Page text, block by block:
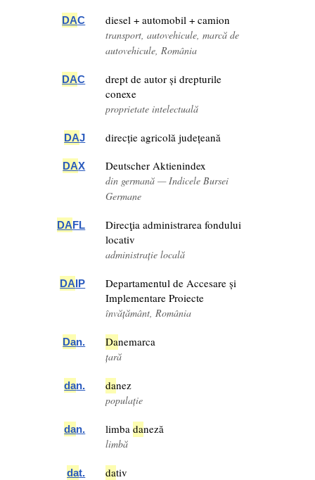
DAC diesel + automobil + camion
transport, autovehicule, marcă de
autovehicule, România
DAC
drept de autor și drepturile
conexe
proprietate intelectuală
DAJ direcție agricolă județeană
DAX Deutscher Aktienindex
din germană — Indicele Bursei
Germane
DAFL
Direcţia administrarea fondului
locativ
administrație locală
DAIP
Departamentul de Accesare și
Implementare Proiecte
învățământ, România
Dan. Danemarca
țară
dan. danez
populație
dan. limbadaneză
limbă
dat. dativ